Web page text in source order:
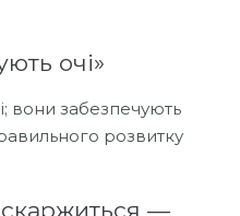
очі»
вони забезпечують
розвитку
—